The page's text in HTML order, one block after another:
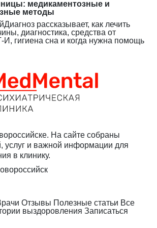
медикаментозные и
методы
рассказывает, как лечить
диагностика, средства от
гигиена сна и когда нужна помощь
На сайте собраны
услуг и важной информации для
в клинику.
Отзывы Полезные статьи Все
выздоровления Записаться